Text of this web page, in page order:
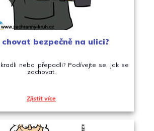
chovat bezpečně na ulici?
nebo přepadli? Podívejte se, jak se
zachovat.
Zjistit více